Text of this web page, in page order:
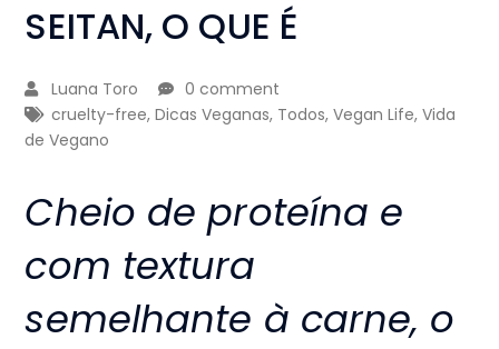
SEITAN, O QUE É
Luana Toro
0 comment
cruelty-free,Dicas Veganas, Todos,Vegan Life,Vida
de Vegano
Cheio de proteína e
com textura
semelhante à carne, o